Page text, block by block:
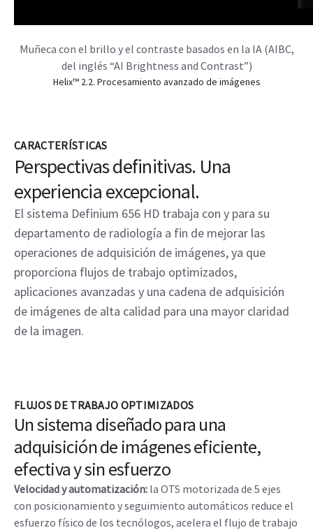
Muñeca con el brillo y el contraste basados en la IA (AIBC,
del inglés “AI Brightness and Contrast”)
Helix™ 2.2. Procesamiento avanzado de imágenes
CARACTERÍSTICAS
Perspectivas definitivas. Una
experiencia excepcional.
El sistema Definium 656 HD trabaja con y para su
departamento de radiología a fin de mejorar las
operaciones de adquisición de imágenes, ya que
proporciona flujos de trabajo optimizados,
aplicaciones avanzadas y una cadena de adquisición
de imágenes de alta calidad para una mayor claridad
de la imagen.
FLUJOS DE TRABAJO OPTIMIZADOS
Un sistema diseñado para una
adquisición de imágenes eficiente,
efectiva y sin esfuerzo
Velocidad y automatización: la OTS motorizada de 5 ejes
con posicionamiento y seguimiento automáticos reduce el
esfuerzo físico de los tecnólogos, acelera el flujo de trabajo